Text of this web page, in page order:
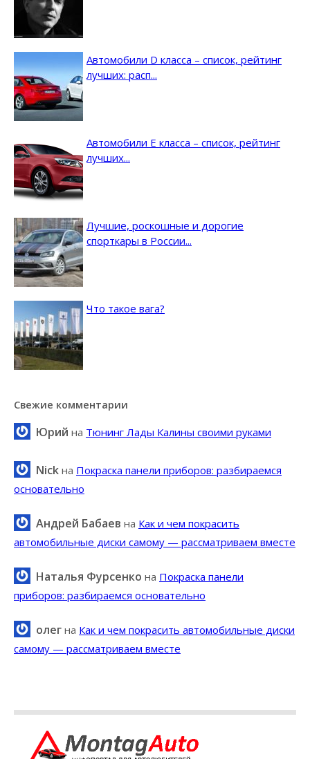
Автомобили D класса – список, рейтинг
лучших: расп...
Автомобили E класса – список, рейтинг
лучших...
Лучшие, роскошные и дорогие
спорткары в России...
Что такое вага?
Свежие комментарии
Юрий на Тюнинг Лады Калины своими руками
Nick на Покраска панели приборов: разбираемся
основательно
Андрей Бабаев на Как и чем покрасить
автомобильные диски самому — рассматриваем вместе
Наталья Фурсенко на Покраска панели
приборов: разбираемся основательно
олег на Как и чем покрасить автомобильные диски
самому — рассматриваем вместе